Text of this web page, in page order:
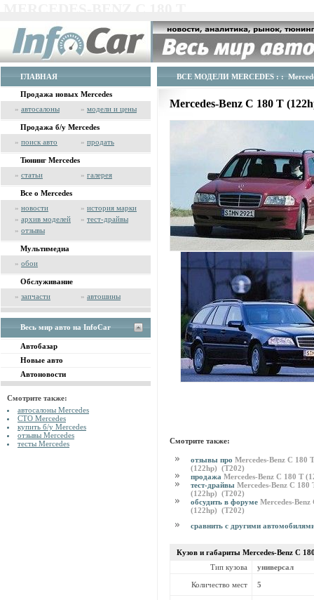
ГЛАВНАЯ
Продажа новых Mercedes
» автосалоны » модели и цены
Продажа б/у Mercedes
» поиск авто » продать
Тюнинг Mercedes
» статьи » галерея
Все о Mercedes
» новости » история марки
» архив моделей » тест-драйвы
» отзывы
Мультимедиа
» обои
Обслуживание
» запчасти » автошины
Весь мир авто на InfoCar
Автобазар
Новые авто
Автоновости
Смотрите также:
автосалоны Mercedes
СТО Mercedes
купить б/у Mercedes
отзывы Mercedes
тесты Mercedes
ВСЕ МОДЕЛИ MERCEDES : :
Mercedes-Benz C 180 T
Смотрите также:
отзывы про Mercedes-Benz C 180 T
(122hp) (T202)
продажа Mercedes-Benz C 180 T
тест-драйвы Mercedes-Benz C 180
(122hp) (T202)
обсудить в форуме Mercedes-Benz
(122hp) (T202)
сравнить с другими
Кузов и габариты Mercedes-Benz C
Тип кузова
универсал
Количество мест 5